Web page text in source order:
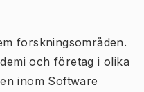
forskningsområden.
och företag i olika
inom Software